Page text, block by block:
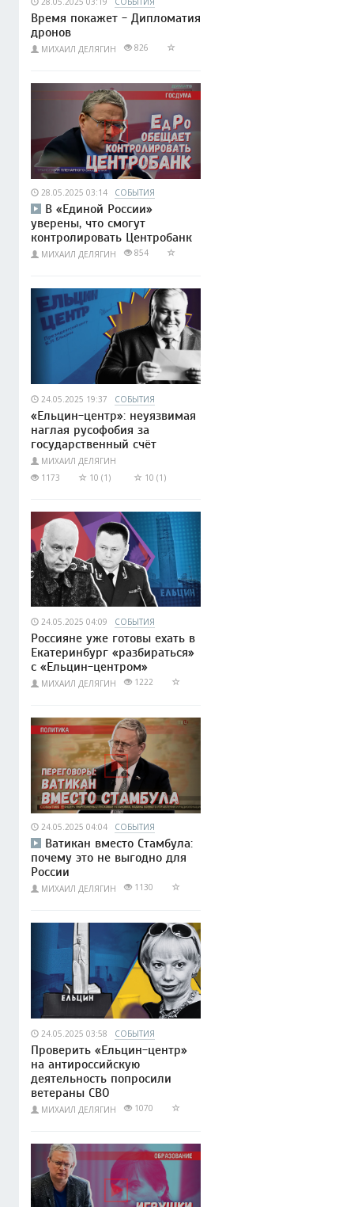
Время покажет - Дипломатия
дронов
МИХАИЛ ДЕЛЯГИН 826
28.05.2025 03:14 СОБЫТИЯ
В «Единой России»
уверены, что смогут
контролировать Центробанк
МИХАИЛ ДЕЛЯГИН 854
24.05.2025 19:37 СОБЫТИЯ
«Ельцин-центр»: неуязвимая
наглая русофобия за
государственный счёт
МИХАИЛ ДЕЛЯГИН
1173
10 (1) 10 (1)
24.05.2025 04:09 СОБЫТИЯ
Россияне уже готовы ехать в
Екатеринбург «разбираться»
с «Ельцин-центром»
МИХАИЛ ДЕЛЯГИН 1222
24.05.2025 04:04 СОБЫТИЯ
Ватикан вместо Стамбула:
почему это не выгодно для
России
МИХАИЛ ДЕЛЯГИН 1130
24.05.2025 03:58 СОБЫТИЯ
Проверить «Ельцин-центр»
на антироссийскую
деятельность попросили
ветераны СВО
МИХАИЛ ДЕЛЯГИН 1070